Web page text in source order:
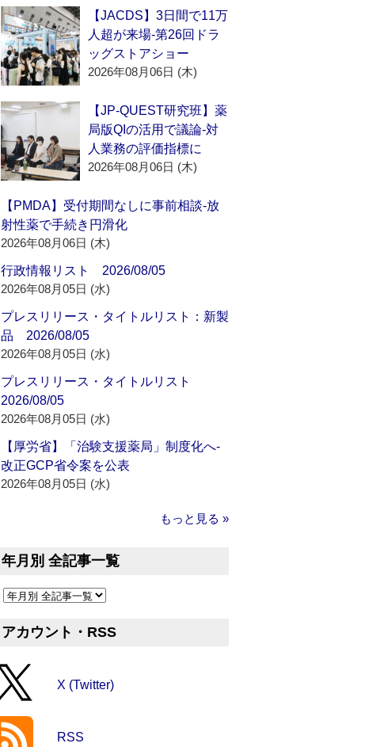
【JACDS】3日間で11万
人超が来場‐第26回ドラ
ッグストアショー
2026年08月06日 (木)
【JP-QUEST研究班】薬
局版QIの活用で議論‐対
人業務の評価指標に
2026年08月06日 (木)
【PMDA】受付期間なしに事前相談‐放
射性薬で手続き円滑化
2026年08月06日 (木)
行政情報リスト 2026/08/05
2026年08月05日 (水)
プレスリリース・タイトルリスト：新製
品 2026/08/05
2026年08月05日 (水)
プレスリリース・タイトルリスト
2026/08/05
2026年08月05日 (水)
【厚労省】「治験支援薬局」制度化へ‐
改正GCP省令案を公表
2026年08月05日 (水)
もっと見る »
年月別 全記事一覧
アカウント・RSS
X (Twitter)
RSS